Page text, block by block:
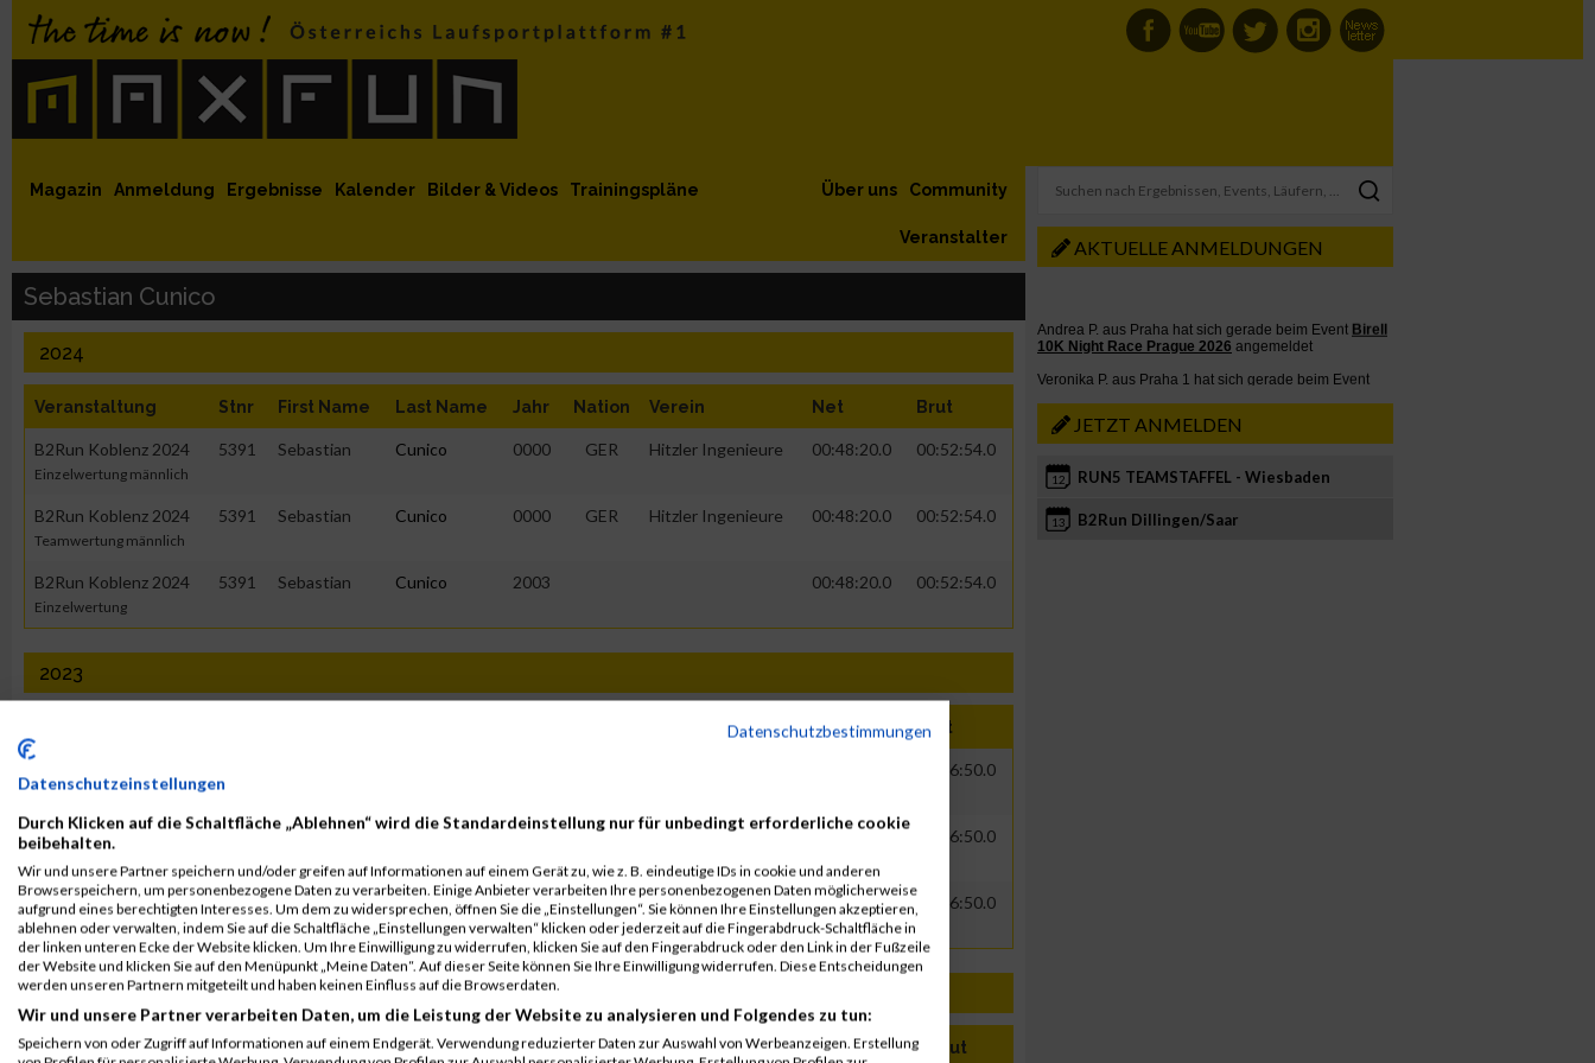
MaxFun Newsletter abonnieren
MaxFun auf Instagram
MaxFun auf Twitter
auf Youtube
auf Facebook
Magazin Anmeldung Ergebnisse Kalender Bilder & Videos Trainingspläne Community
Über uns
Veranstalter
Sebastian Cunico
2024
Veranstaltung Stnr First Name Last Name Jahr Nation Verein Net Brut
B2Run Koblenz 2024
Einzelwertung männlich
5391 Sebastian Cunico 0000 GER Hitzler Ingenieure 00:48:20.0 00:52:54.0
B2Run Koblenz 2024
Teamwertung männlich
5391 Sebastian Cunico 0000 GER Hitzler Ingenieure 00:48:20.0 00:52:54.0
B2Run Koblenz 2024
Einzelwertung
5391 Sebastian Cunico 2003 00:48:20.0 00:52:54.0
2023
Net Brut
Einzelwertung
02:16:50.0
B2Run Koblenz
Einzelwertung männlich
5272 Sebastian Cunico 0000 GER Hitzler Ingenieure 00:52:18.6 02:16:50.0
B2Run Koblenz
Teamwertung mixed
5272 Sebastian Cunico 0000 GER Hitzler Ingenieure 00:52:18.6 02:16:50.0
2022
Veranstaltung Stnr First Name Last Name Jahr Nation Verein Net Brut
AKTUELLE ANMELDUNGEN
JETZT ANMELDEN
12 RUN5 TEAMSTAFFEL - Wiesbaden
13 B2Run Dillingen/Saar
Datenschutzbestimmungen
Datenschutzeinstellungen
Durch Klicken auf die Schaltfläche „Ablehnen“ wird die Standardeinstellung nur für unbedingt erforderliche cookie
beibehalten.
Wir und unsere Partner speichern und/oder greifen auf Informationen auf einem Gerät zu, wie z. B. eindeutige IDs in cookie und anderen
Browserspeichern, um personenbezogene Daten zu verarbeiten. Einige Anbieter verarbeiten Ihre personenbezogenen Daten möglicherweise
aufgrund eines berechtigten Interesses. Um dem zu widersprechen, öffnen Sie die „Einstellungen“. Sie können Ihre Einstellungen akzeptieren,
ablehnen oder verwalten, indem Sie auf die Schaltfläche „Einstellungen verwalten“ klicken oder jederzeit auf die Fingerabdruck-Schaltfläche in
der linken unteren Ecke der Website klicken. Um Ihre Einwilligung zu widerrufen, klicken Sie auf den Fingerabdruck oder den Link in der Fußzeile
der Website und klicken Sie auf den Menüpunkt „Meine Daten“. Auf dieser Seite können Sie Ihre Einwilligung widerrufen. Diese Entscheidungen
werden unseren Partnern mitgeteilt und haben keinen Einfluss auf die Browserdaten.
Wir und unsere Partner verarbeiten Daten, um die Leistung der Website zu analysieren und Folgendes zu tun:
Speichern von oder Zugriff auf Informationen auf einem Endgerät. Verwendung reduzierter Daten zur Auswahl von Werbeanzeigen. Erstellung